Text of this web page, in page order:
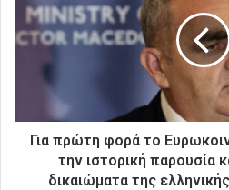
η
Για πρώτη φορά το
την ιστορική παρουσία
δικαιώματα της